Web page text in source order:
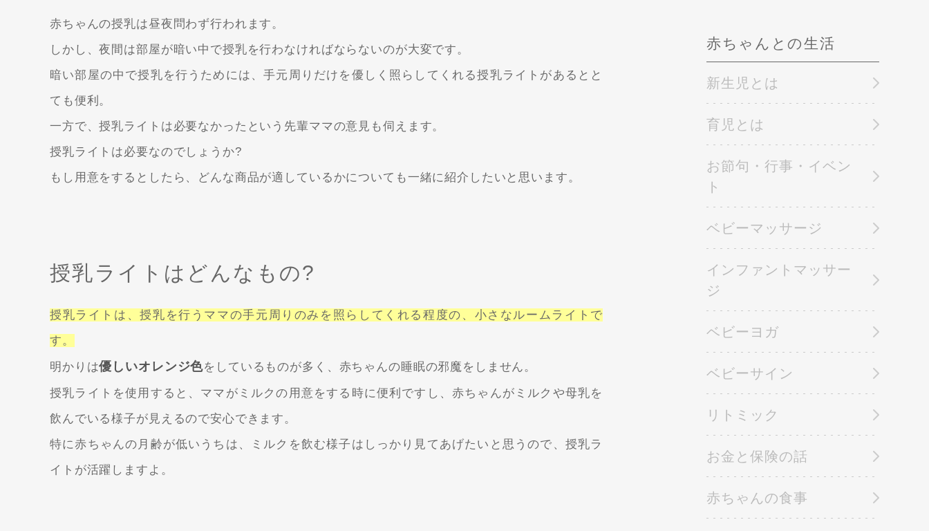
赤ちゃんの授乳は昼夜問わず行われます。
しかし、夜間は部屋が暗い中で授乳を行わなければならないのが大変です。
暗い部屋の中で授乳を行うためには、手元周りだけを優しく照らしてくれる授乳ライトがあるとと
ても便利。
一方で、授乳ライトは必要なかったという先輩ママの意見も伺えます。
授乳ライトは必要なのでしょうか?
もし用意をするとしたら、どんな商品が適しているかについても一緒に紹介したいと思います。
授乳ライトはどんなもの?
授乳ライトは、授乳を行うママの手元周りのみを照らしてくれる程度の、小さなルームライトで
す。
明かりは優しいオレンジ色をしているものが多く、赤ちゃんの睡眠の邪魔をしません。
授乳ライトを使用すると、ママがミルクの用意をする時に便利ですし、赤ちゃんがミルクや母乳を
飲んでいる様子が見えるので安心できます。
特に赤ちゃんの月齢が低いうちは、ミルクを飲む様子はしっかり見てあげたいと思うので、授乳ラ
イトが活躍しますよ。
赤ちゃんとの生活
新生児とは
育児とは
お節句・行事・イベン
ト
ベビーマッサージ
インファントマッサー
ジ
ベビーヨガ
ベビーサイン
リトミック
お金と保険の話
赤ちゃんの食事